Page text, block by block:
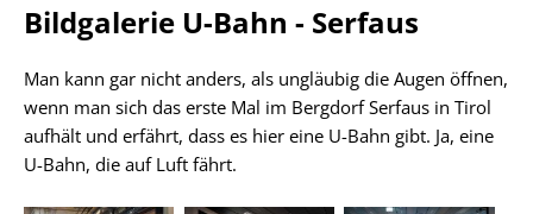
Bildgalerie U-Bahn - Serfaus
Man kann gar nicht anders, als ungläubig die Augen öffnen,
wenn man sich das erste Mal im Bergdorf Serfaus in Tirol
aufhält und erfährt, dass es hier eine U-Bahn gibt. Ja, eine
U-Bahn, die auf Luft fährt.